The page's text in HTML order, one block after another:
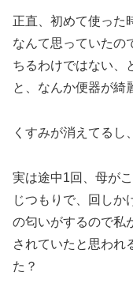
正直、初めて使った
なんて思っていたの
ちるわけではない、
と、なんか便器が綺
くすみが消えてるし
実は途中1回、母が
じつもりで、回しか
の匂いがするので私
されていたと思われ
た？